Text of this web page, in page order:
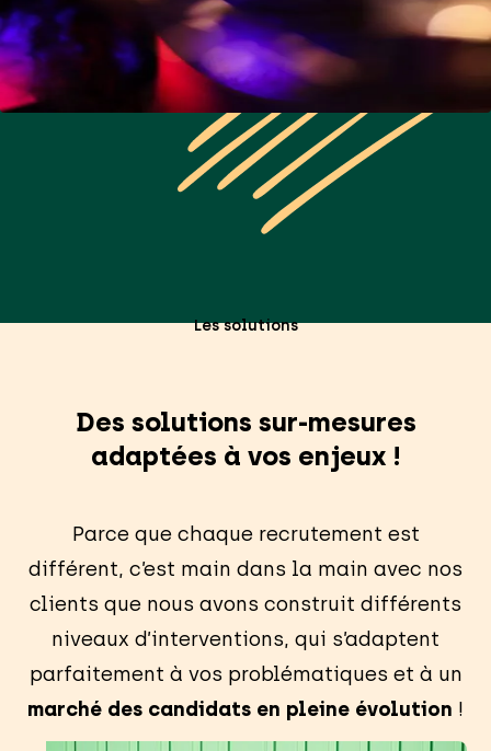
Les solutions
Des solutions sur-mesures
adaptées à vos enjeux !
Parce que chaque recrutement est
différent, c’est main dans la main avec nos
clients que nous avons construit différents
niveaux d’interventions, qui s’adaptent
parfaitement à vos problématiques et à un
marché des candidats en pleine évolution !